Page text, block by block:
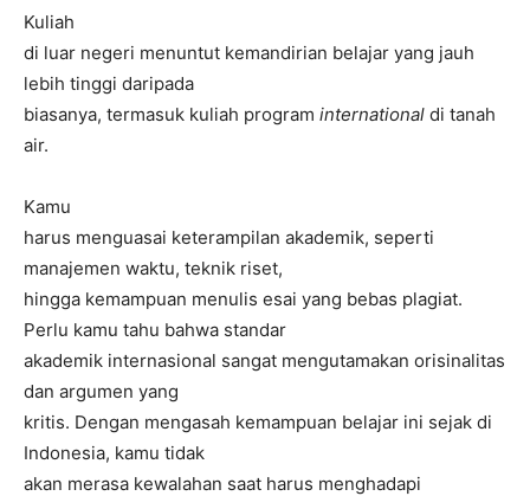
Kuliah
di luar negeri menuntut kemandirian belajar yang jauh
lebih tinggi daripada
biasanya, termasuk kuliah program international di tanah
air.
Kamu
harus menguasai keterampilan akademik, seperti
manajemen waktu, teknik riset,
hingga kemampuan menulis esai yang bebas plagiat.
Perlu kamu tahu bahwa standar
akademik internasional sangat mengutamakan orisinalitas
dan argumen yang
kritis. Dengan mengasah kemampuan belajar ini sejak di
Indonesia, kamu tidak
akan merasa kewalahan saat harus menghadapi